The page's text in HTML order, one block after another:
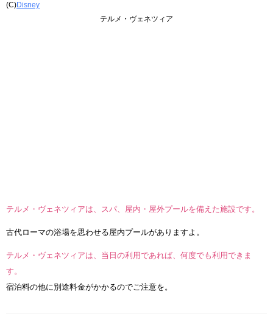
(C)Disney
テルメ・ヴェネツィア
テルメ・ヴェネツィアは、スパ、屋内・屋外プールを備えた施設です。
古代ローマの浴場を思わせる屋内プールがありますよ。
テルメ・ヴェネツィアは、当日の利用であれば、何度でも利用できま
す。
宿泊料の他に別途料金がかかるのでご注意を。